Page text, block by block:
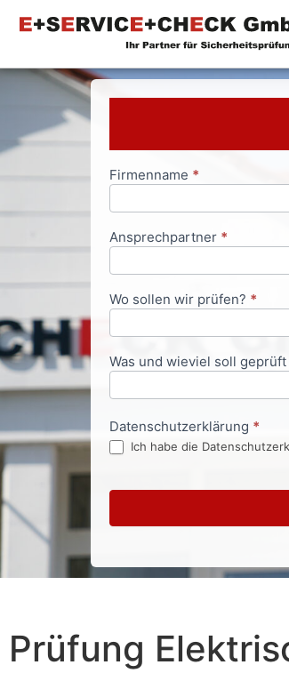
Anfrageformular
Firmenname *
Ansprechpartner *
Wo sollen wir prüfen? *
Was und wieviel soll
Datenschutzerklärung *
Ich habe die
Prüfung